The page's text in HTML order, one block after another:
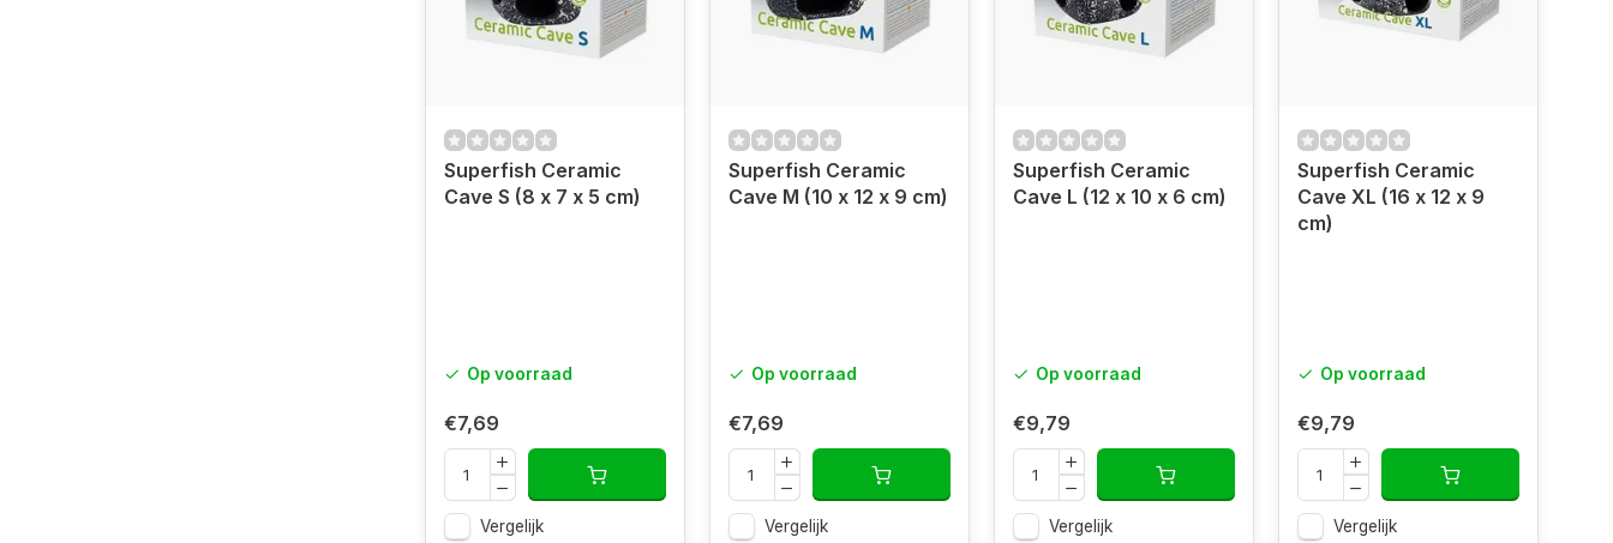
Superfish Ceramic
Cave S (8 x 7 x 5 cm)
Op voorraad
€7,69
Vergelijk
Superfish Ceramic
Cave M (10 x 12 x 9 cm)
Op voorraad
€7,69
Vergelijk
Superfish Ceramic
Cave L (12 x 10 x 6 cm)
Op voorraad
€9,79
Vergelijk
Superfish Ceramic
Cave XL (16 x 12 x 9
cm)
Op voorraad
€9,79
Vergelijk